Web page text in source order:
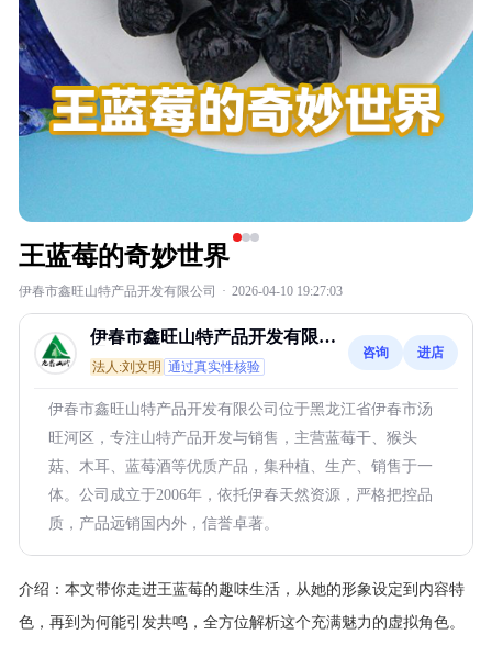
王蓝莓的奇妙世界
伊春市鑫旺山特产品开发有限公司 · 2026-04-10 19:27:03
伊春市鑫旺山特产品开发有限公
司
法人:刘文明 通过真实性核验
咨询 进店
伊春市鑫旺山特产品开发有限公司位于黑龙江省伊春市汤
旺河区，专注山特产品开发与销售，主营蓝莓干、猴头
菇、木耳、蓝莓酒等优质产品，集种植、生产、销售于一
体。公司成立于2006年，依托伊春天然资源，严格把控品
质，产品远销国内外，信誉卓著。
介绍： 本文带你走进王蓝莓的趣味生活，从她的形象设定到内容特
色，再到为何能引发共鸣，全方位解析这个充满魅力的虚拟角色。